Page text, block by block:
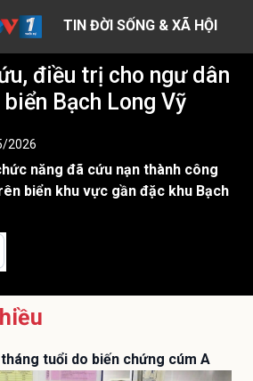
TIN ĐỜI SỐNG & XÃ HỘI
điều trị cho ngư dân
Bạch Long Vỹ
2026
năng đã cứu nạn thành công
biển khu vực gần đặc khu Bạch
tuổi do biến chứng cúm A